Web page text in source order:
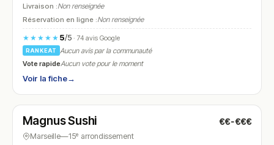
Livraison :Non renseignée
Réservation en ligne :Non renseignée
★★★★★ 5/5· 74 avis Google
RANKEAT
Aucun avis par la communauté
Vote rapideAucun vote pour le moment
Voir la fiche→
N° 16
Magnus Sushi €€-€€€
Marseille—15ᵉ arrondissement